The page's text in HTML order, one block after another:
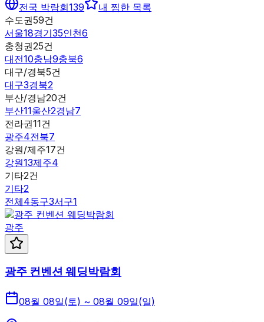
전국 박람회139
내 찜한 목록
수도권59건
서울18경기35인천6
충청권25건
대전10충남9충북6
대구/경북5건
대구3경북2
부산/경남20건
부산11울산2경남7
전라권11건
광주4전북7
강원/제주17건
강원13제주4
기타2건
기타2
전체4동구3서구1
광주
광주 컨벤션 웨딩박람회
08월 08일(토) ~ 08월 09일(일)